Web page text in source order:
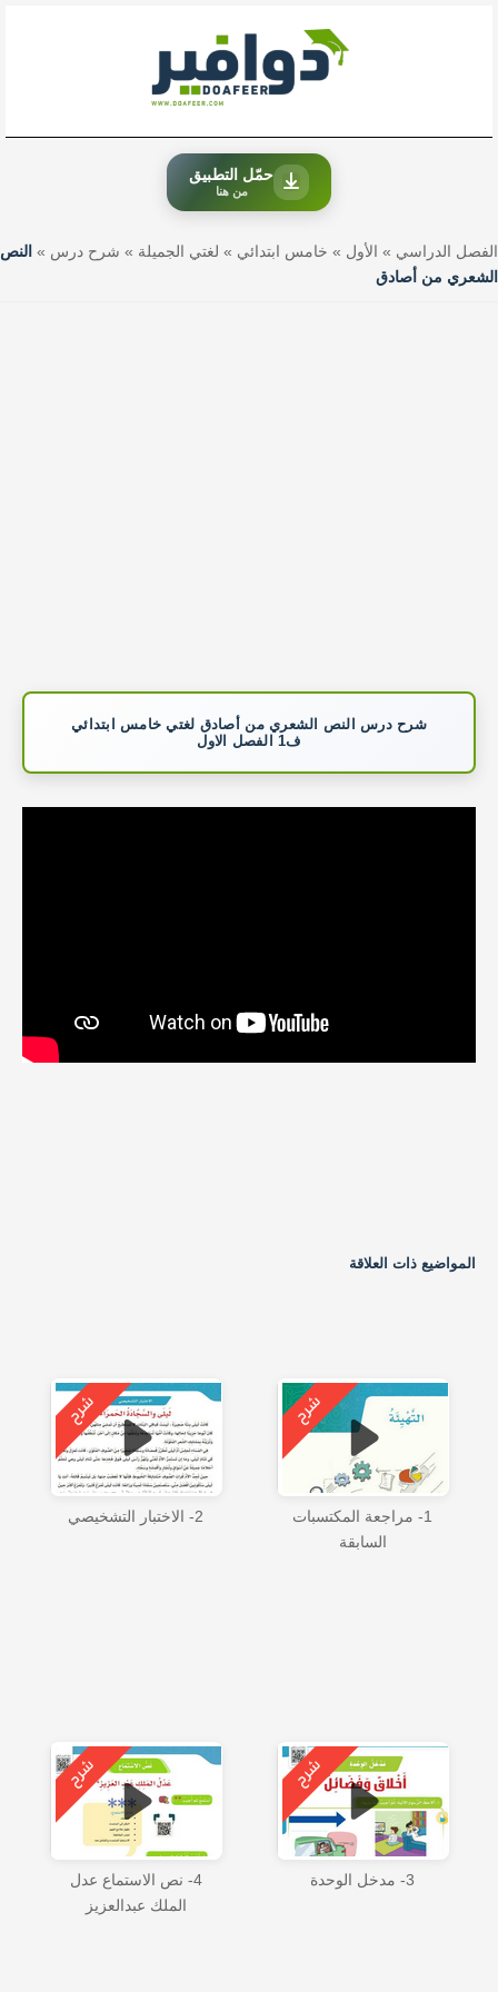
حمّل التطبيق
من هنا
الفصل الدراسي » الأول » خامس ابتدائي » لغتي الجميلة » شرح درس » النص
الشعري من أصادق
شرح درس النص الشعري من أصادق لغتي خامس ابتدائي
ف1 الفصل الاول
المواضيع ذات العلاقة
1- مراجعة المكتسبات
السابقة
2- الاختبار التشخيصي
3- مدخل الوحدة
4- نص الاستماع عدل
الملك عبدالعزيز